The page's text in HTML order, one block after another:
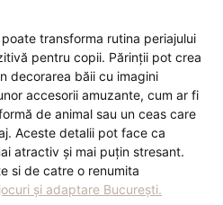
transforma rutina periajului
pentru copii. Părinții pot crea
decorarea băii cu imagini
accesorii amuzante, cum ar fi
de animal sau un ceas care
Aceste detalii pot face ca
atractiv și mai puțin stresant.
si de catre o renumita
și adaptare București.